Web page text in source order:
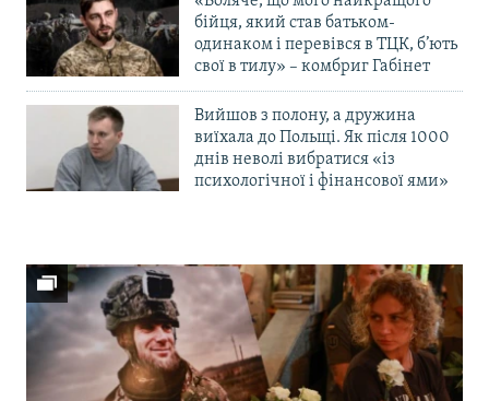
бійця, який став батьком-
одинаком і перевівся в ТЦК, б’ють
свої в тилу» – комбриг Габінет
Вийшов з полону, а дружина
виїхала до Польщі. Як після 1000
днів неволі вибратися «із
психологічної і фінансової ями»